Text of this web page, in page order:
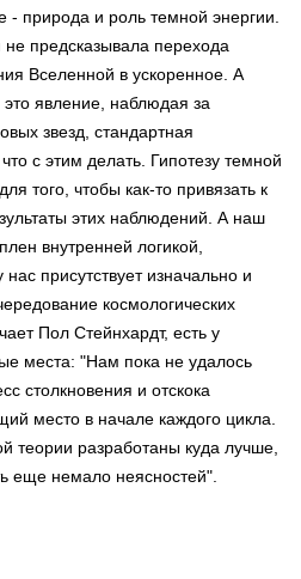
природа и роль темной энергии.
предсказывала перехода
Вселенной в ускоренное. А
это явление, наблюдая за
звезд, стандартная
с этим делать. Гипотезу темной
того, чтобы как-то привязать к
этих наблюдений. А наш
внутренней логикой,
присутствует изначально и
космологических
Пол Стейнхардт, есть у
места: "Нам пока не удалось
столкновения и отскока
место в начале каждого цикла.
теории разработаны куда лучше,
еще немало неясностей".